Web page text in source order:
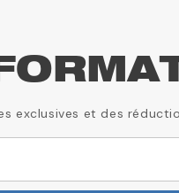
exclusives et des